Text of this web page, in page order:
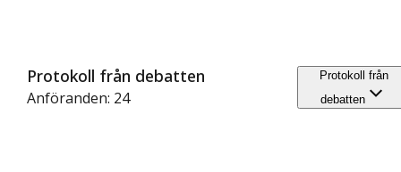
Protokoll från debatten
Anföranden: 24
Protokoll från
debatten